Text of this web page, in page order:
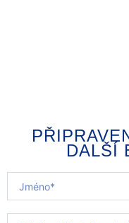
DALŠÍ